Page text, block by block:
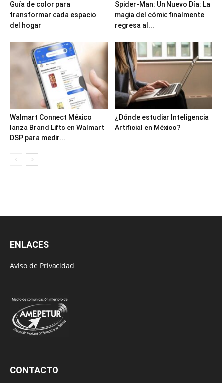
Guía de color para
transformar cada espacio
del hogar
Spider-Man: Un Nuevo Día: La
magia del cómic finalmente
regresa al...
Walmart Connect México
lanza Brand Lifts en Walmart
DSP para medir...
¿Dónde estudiar Inteligencia
Artificial en México?
ENLACES
Aviso de Privacidad
CONTACTO